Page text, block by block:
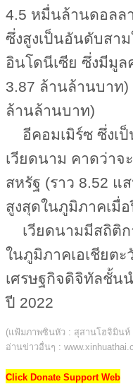
4.5 หมื่นล้านดอลล
ซึ่งสูงเป็นอันดับสา
อินโดนีเซีย ซึ่งมีมูล
3.87 ล้านล้านบาท)
ล้านล้านบาท)
อีคอมเมิร์ซ ซึ่งเ
เวียดนาม คาดว่าจ
สหรัฐ (ราว 8.52 แ
สูงสุดในภูมิภาคเมื่
เวียดนามมีสถิติก
ในภูมิภาคเอเชียต
เศรษฐกิจดิจิทัลชั้น
ปี 2022
(แฟ้มภาพซินหัว : สุสานโฮจิมินห์
อ่านข่าวอื่นๆ :
Click Donate Support Web